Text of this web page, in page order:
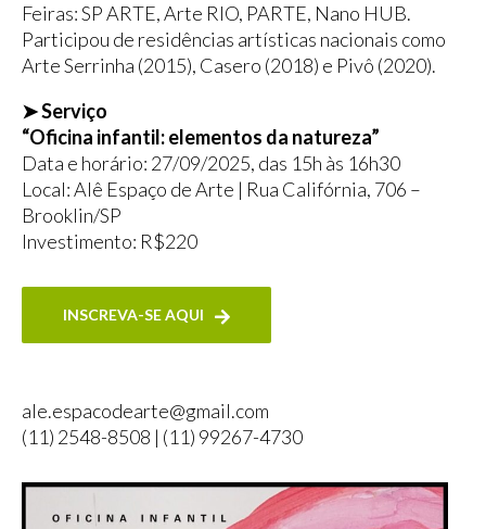
Feiras: SP ARTE, Arte RIO, PARTE, Nano HUB.
Participou de residências artísticas nacionais como
Arte Serrinha (2015), Casero (2018) e Pivô (2020).
➤ Serviço
“Oficina infantil: elementos da natureza”
Data e horário: 27/09/2025, das 15h às 16h30
Local: Alê Espaço de Arte | Rua Califórnia, 706 –
Brooklin/SP
Investimento: R$220
INSCREVA-SE AQUI
ale.espacodearte@gmail.com
(11) 2548-8508 | (11) 99267-4730